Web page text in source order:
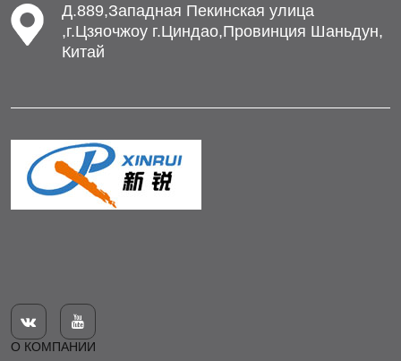
Д.889,Западная Пекинская улица
,г.Цзяочжоу г.Циндао,Провинция Шаньдун,
Китай


О КОМПАНИИ